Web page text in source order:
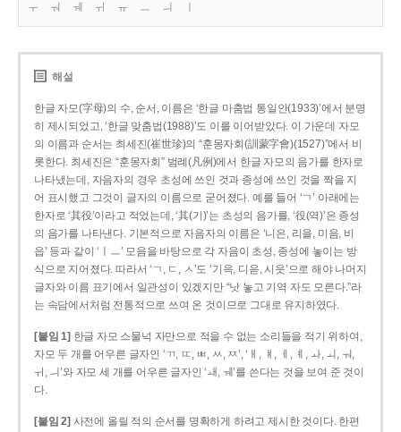
ㅜ
ㅝ ㅞ ㅟ ㅠ ㅡ ㅢ
해설
한글 자모(字母)의 수, 순서, 이름은 ‘한글 마춤법 통일안(1933)’에서 분명
히 제시되었고, ‘한글 맞춤법(1988)’도 이를 이어받았다. 이 가운데 자모
의 이름과 순서는 최세진(崔世珍)의 “훈몽자회(訓蒙字會)(1527)”에서 비
롯한다. 최세진은 “훈몽자회” 범례(凡例)에서 한글 자모의 음가를 한자로
나타냈는데, 자음자의 경우 초성에 쓰인 것과 종성에 쓰인 것을 짝을 지
어 표시했고 그것이 글자의 이름으로 굳어졌다. 예를 들어 ‘ㄱ’ 아래에는
한자로 ‘其役’이라고 적었는데, ‘其(기)’는 초성의 음가를, ‘役(역)’은 종성
의 음가를 나타낸다. 기본적으로 자음자의 이름은 ‘니은, 리을, 미음, 비
읍’ 등과 같이 ‘ㅣㅡ’ 모음을 바탕으로 각 자음이 초성, 종성에 놓이는 방
식으로 지어졌다. 따라서 ‘ㄱ, ㄷ, ㅅ’도 ‘기윽, 디읃, 시읏’으로 해야 나머지
글자와 이름 표기에서 일관성이 있겠지만 “낫 놓고 기역 자도 모른다.”라
는 속담에서처럼 전통적으로 쓰여 온 것이므로 그대로 유지하였다.
[붙임 1] 한글 자모 스물넉 자만으로 적을 수 없는 소리들을 적기 위하여,
자모 두 개를 어우른 글자인 ‘ㄲ, ㄸ, ㅃ, ㅆ, ㅉ’, ‘ㅐ, ㅒ, ㅔ, ㅖ, ㅘ, ㅚ, ㅝ,
ㅟ, ㅢ’와 자모 세 개를 어우른 글자인 ‘ㅙ, ㅞ’를 쓴다는 것을 보여 준 것이
다.
[붙임 2] 사전에 올릴 적의 순서를 명확하게 하려고 제시한 것이다. 한편